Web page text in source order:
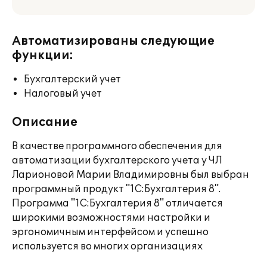
Автоматизированы следующие
функции:
Бухгалтерский учет
Налоговый учет
Описание
В качестве программного обеспечения для
автоматизации бухгалтерского учета у ЧЛ
Ларионовой Марии Владимировны был выбран
программный продукт "1С:Бухгалтерия 8".
Программа "1С:Бухгалтерия 8" отличается
широкими возможностями настройки и
эргономичным интерфейсом и успешно
используется во многих организациях